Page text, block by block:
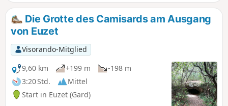
d'Olm, Saint-Cézaire-de-Gauzignan, Saint-Maurice-de-
Cazevieille und Saint-Jean-de-Ceyrargues entdecken. Und
zwischen den einzelnen Dörfern durchqueren Sie sehr
angenehme Landschaften mit Feldern und Wäldern.
Die Grotte des Camisards am Ausgang
von Euzet
Visorando-Mitglied
9,60 km
+199 m
-198 m
3:20 Std.
Mittel
Start in Euzet (Gard)